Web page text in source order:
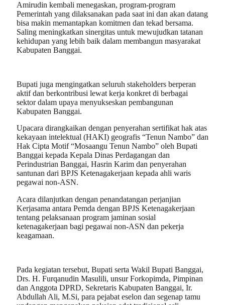
Amirudin kembali menegaskan, program-program
Pemerintah yang dilaksanakan pada saat ini dan akan datang
bisa makin memantapkan komitmen dan tekad bersama.
Saling meningkatkan sinergitas untuk mewujudkan tatanan
kehidupan yang lebih baik dalam membangun masyarakat
Kabupaten Banggai.
Bupati juga mengingatkan seluruh stakeholders berperan
aktif dan berkontribusi lewat kerja konkret di berbagai
sektor dalam upaya menyukseskan pembangunan
Kabupaten Banggai.
Upacara dirangkaikan dengan penyerahan sertifikat hak atas
kekayaan intelektual (HAKI) geografis “Tenun Nambo” dan
Hak Cipta Motif “Mosaangu Tenun Nambo” oleh Bupati
Banggai kepada Kepala Dinas Perdagangan dan
Perindustrian Banggai, Hasrin Karim dan penyerahan
santunan dari BPJS Ketenagakerjaan kepada ahli waris
pegawai non-ASN.
Acara dilanjutkan dengan penandatangan perjanjian
Kerjasama antara Pemda dengan BPJS Ketenagakerjaan
tentang pelaksanaan program jaminan sosial
ketenagakerjaan bagi pegawai non-ASN dan pekerja
keagamaan.
Pada kegiatan tersebut, Bupati serta Wakil Bupati Banggai,
Drs. H. Furqanudin Masulili, unsur Forkopimda, Pimpinan
dan Anggota DPRD, Sekretaris Kabupaten Banggai, Ir.
Abdullah Ali, M.Si, para pejabat eselon dan segenap tamu